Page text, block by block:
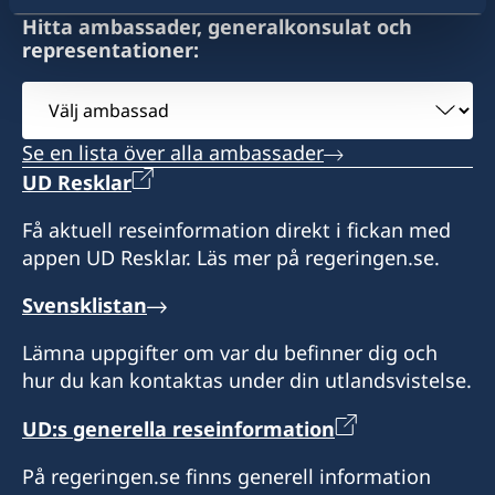
Hitta ambassader, generalkonsulat och
representationer:
Välj
ambassad
Se en lista över alla ambassader
UD Resklar
Få aktuell reseinformation direkt i fickan med
appen UD Resklar. Läs mer på regeringen.se.
Svensklistan
Lämna uppgifter om var du befinner dig och
hur du kan kontaktas under din utlandsvistelse.
UD:s generella reseinformation
På regeringen.se finns generell information